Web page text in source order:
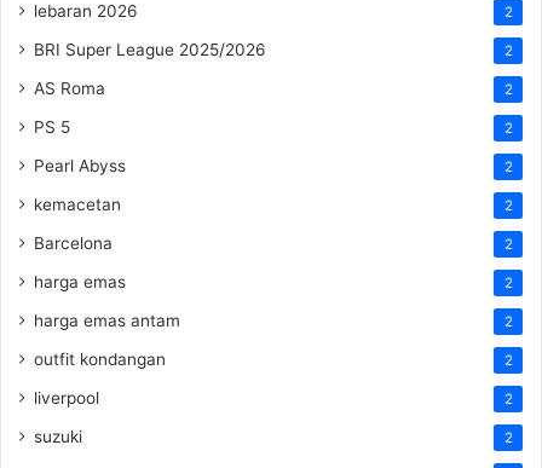
lebaran 2026 2
BRI Super League 2025/2026 2
AS Roma 2
PS 5 2
Pearl Abyss 2
kemacetan 2
Barcelona 2
harga emas 2
harga emas antam 2
outfit kondangan 2
liverpool 2
suzuki 2